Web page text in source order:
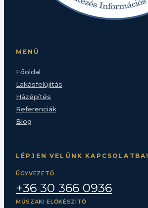
MENÜ
Főoldal
Lakásfelújítás
Házépítés
Referenciák
Blog
LÉPJEN VELÜNK KAPCSOLATBA!
ÜGYVEZETŐ
+36 30 366 0936
MŰSZAKI ELŐKÉSZÍTŐ